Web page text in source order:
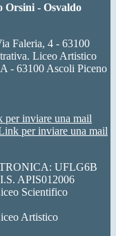
- Osvaldo
Faleria, 4 - 63100
Liceo Artistico
- 63100 Ascoli Piceno
per inviare una mail
per inviare una mail
UFLG6B
APIS012006
Scientifico
Artistico